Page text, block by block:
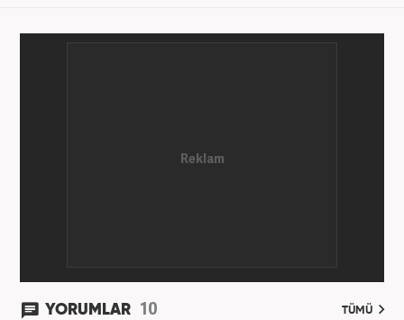
YORUMLAR 10 TÜMÜ